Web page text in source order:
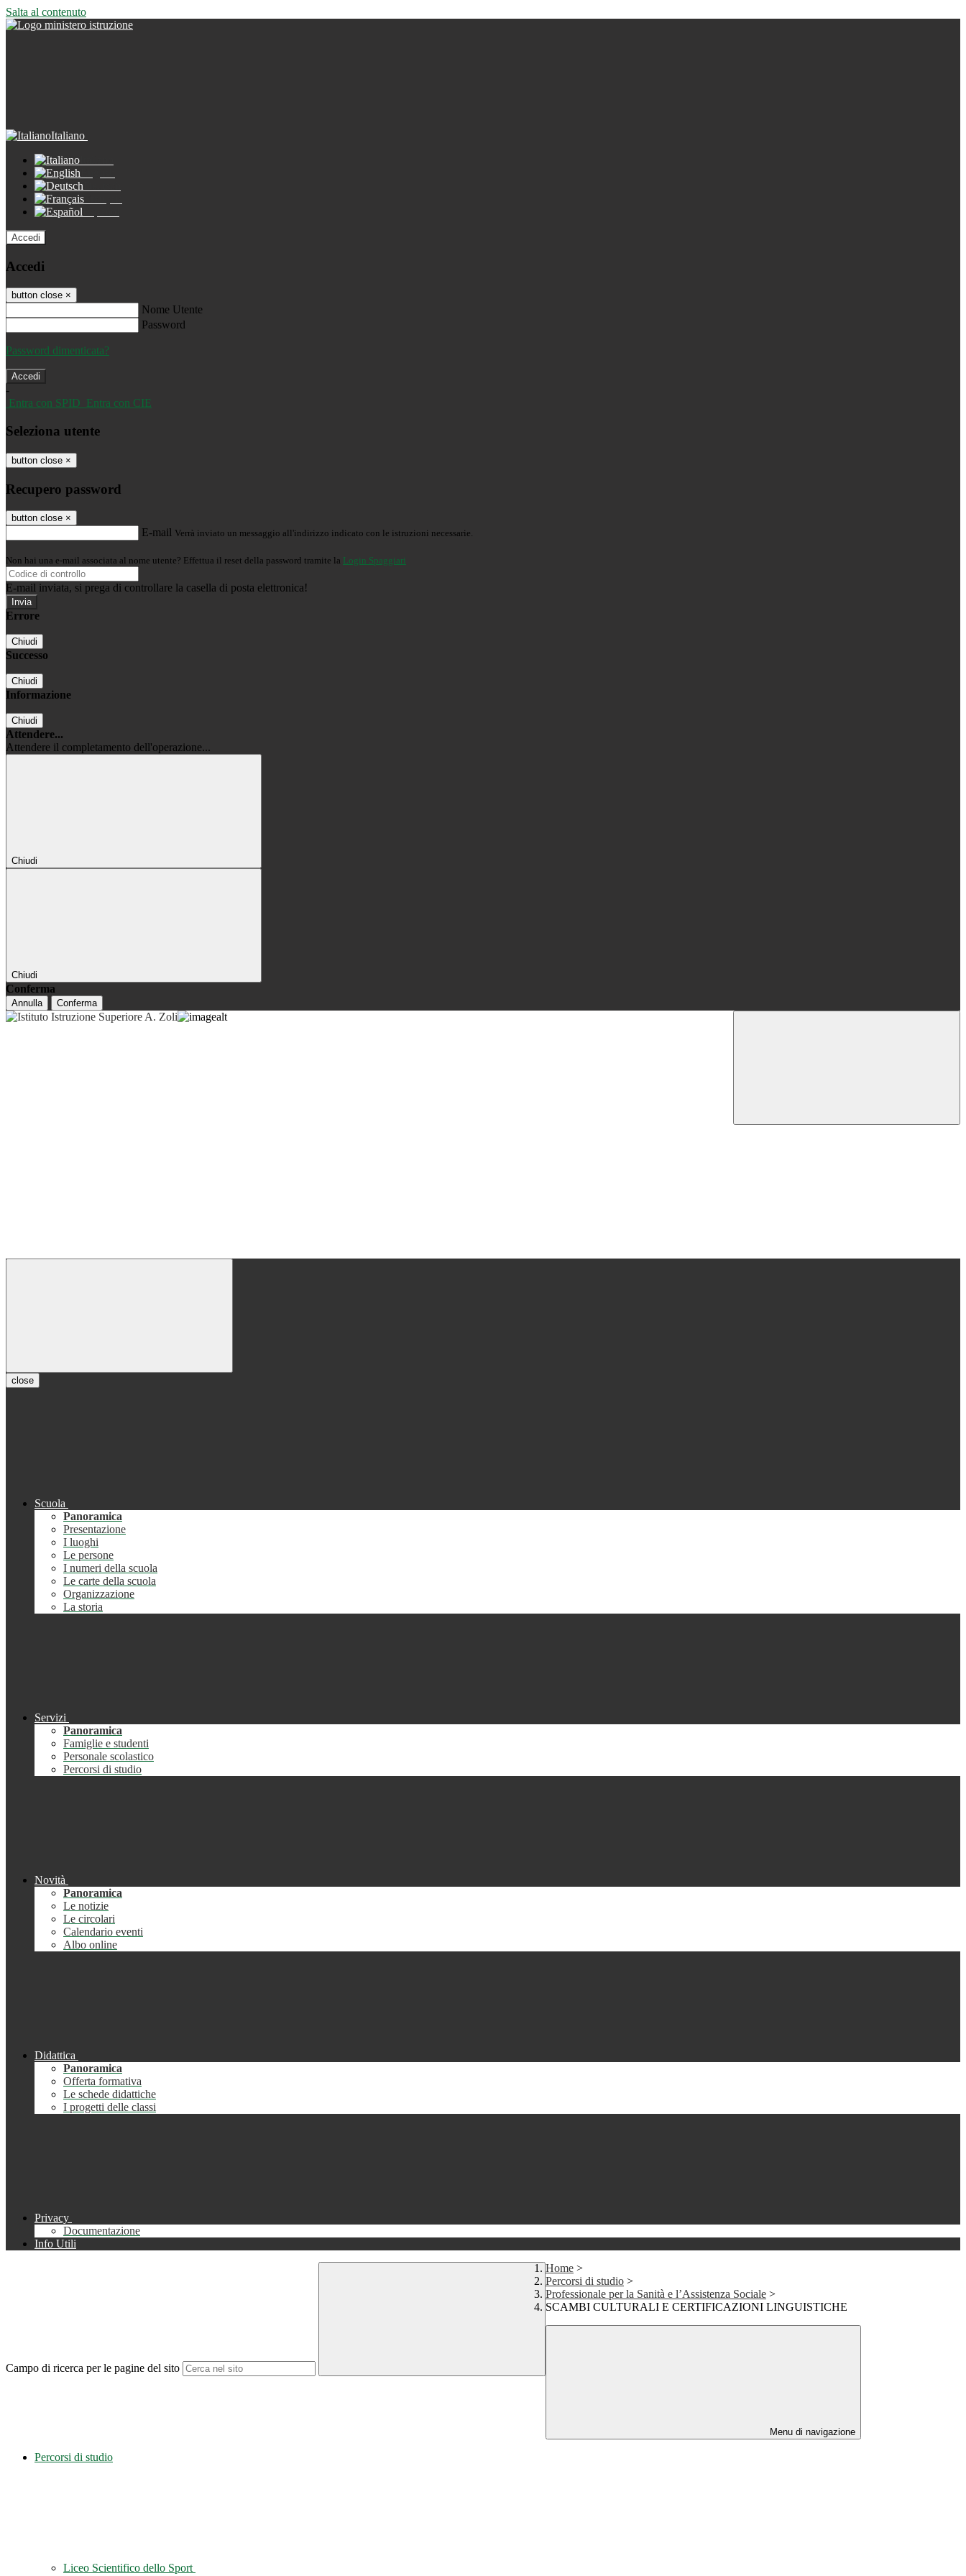
Salta al contenuto
Italiano
Accedi
Accedi
button close ×
Nome Utente
Password
Password dimenticata?
-
Entra con SPID Entra con CIE
Seleziona utente
button close ×
Recupero password
button close ×
E-mail Verrà inviato un messaggio all'indirizzo indicato con le istruzioni necessarie.
Non hai una e-mail associata al nome utente? Effettua il reset della password tramite la Login Spaggiari
E-mail inviata, si prega di controllare la casella di posta elettronica!
Errore
Chiudi
Successo
Chiudi
Informazione
Chiudi
Attendere...
Attendere il completamento dell'operazione...
Chiudi
Chiudi
Conferma
Annulla Conferma
close
Scuola
Panoramica
Presentazione
I luoghi
Le persone
I numeri della scuola
Le carte della scuola
Organizzazione
La storia
Servizi
Panoramica
Famiglie e studenti
Personale scolastico
Percorsi di studio
Novità
Panoramica
Le notizie
Le circolari
Calendario eventi
Albo online
Didattica
Panoramica
Offerta formativa
Le schede didattiche
I progetti delle classi
Privacy
Documentazione
Info Utili
Campo di ricerca per le pagine del sito
Home >
Percorsi di studio >
Professionale per la Sanità e l’Assistenza Sociale >
SCAMBI CULTURALI E CERTIFICAZIONI LINGUISTICHE
Menu di navigazione
Percorsi di studio
Liceo Scientifico dello Sport